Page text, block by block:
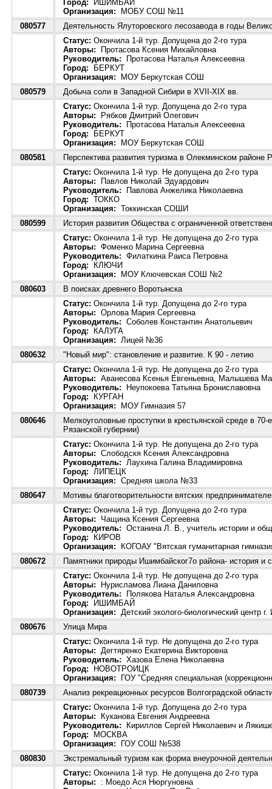
Город: ИШИМБАЙ
Организация: МОБУ СОШ №11
080577
Деятельность Ялуторовского лесозавода в годы
Статус: Окончила 1-й тур. Допущена до 2-го тура
Авторы: Протасова Ксения Михайловна
Руководитель: Протасова Наталья Алексеевна
Город: БЕРКУТ
Организация: МОУ Беркутская СОШ
080579
Добыча соли в Западной Сибири в XVII-XIX вв.
Статус: Окончила 1-й тур. Допущена до 2-го тура
Авторы: Рябков Дмитрий Олегович
Руководитель: Протасова Наталья Алексеевна
Город: БЕРКУТ
Организация: МОУ Беркутская СОШ
080581
Перспектива развития туризма в Олекминском районе
Статус: Окончила 1-й тур. Не допущена до 2-го тура
Авторы: Павлов Николай Эдуардович
Руководитель: Павлова Анжелика Николаевна
Город: ТОККО
Организация: Токкинская СОШИ
080599
История развития Общества с ограниченной
Статус: Окончила 1-й тур. Не допущена до 2-го тура
Авторы: Фоменко Марина Сергеевна
Руководитель: Филаткина Раиса Петровна
Город: КЛЮЧИ
Организация: МОУ Ключевская СОШ №2
080603
В поисках древнего Воротынска
Статус: Окончила 1-й тур. Допущена до 2-го тура
Авторы: Орлова Мария Сергеевна
Руководитель: Соболев Константин Анатольевич
Город: КАЛУГА
Организация: Лицей №36
080632
"Новый мир": становление и развитие. К 90 - летию
Статус: Окончила 1-й тур. Не допущена до 2-го тура
Авторы: Аванесова Ксенья Евгеньевна, Малышева
Руководитель: Неупокоева Татьяна Брониславовна
Город: КУРГАН
Организация: МОУ Гимназия 57
080646
Мелкоуголовные проступки в крестьянской среде в
Рязанской губернии)
Статус: Окончила 1-й тур. Не допущена до 2-го тура
Авторы: Слободскя Ксения Александровна
Руководитель: Лаухина Галина Владимировна
Город: ЛИПЕЦК
Организация: Средняя школа №33
080647
Мотивы благотворительности вятских
Статус: Окончила 1-й тур. Допущена до 2-го тура
Авторы: Чащина Ксения Сергеевна
Руководитель: Останина Л. В., учитель истории и
Город: КИРОВ
Организация: КОГОАУ "Вятская гуманитарная
080672
Памятники природы Ишимбайског7о района- история и
Статус: Окончила 1-й тур. Не допущена до 2-го тура
Авторы: Нурисламова Лиана Даниловна
Руководитель: Полякова Наталья Александровна
Город: ИШИМБАЙ
Организация: Детский эколого-биологический центр
080676
Улица Мира
Статус: Окончила 1-й тур. Не допущена до 2-го тура
Авторы: Дегтяренко Екатерина Викторовна
Руководитель: Хазова Елена Николаевна
Город: НОВОТРОИЦК
Организация: ГОУ "Средняя специальная
080739
Анализ рекреационных ресурсов Волгоградской
Статус: Окончила 1-й тур. Допущена до 2-го тура
Авторы: Куканова Евгения Андреевна
Руководитель: Кириллов Сергей Николаевич и
Город: МОСКВА
Организация: ГОУ СОШ №538
080830
Экстремальный туризм как форма внеурочной
Статус: Окончила 1-й тур. Не допущена до 2-го тура
Авторы: : Моедо Ася Нюргуновна